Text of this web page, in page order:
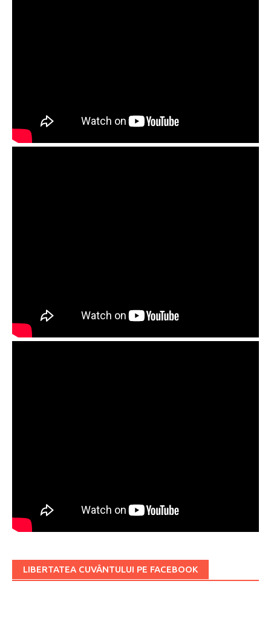
LIBERTATEA CUVÂNTULUI PE FACEBOOK